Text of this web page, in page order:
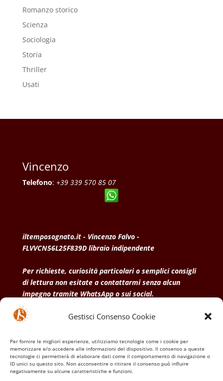
Gestisci Consenso Cookie
Per fornire le migliori esperienze, utilizziamo tecnologie come i cookie per
memorizzare e/o accedere alle informazioni del dispositivo. Il consenso a queste
tecnologie ci permetterà di elaborare dati come il comportamento di navigazione o
ID unici su questo sito. Non acconsentire o ritirare il consenso può influire
negativamente su alcune caratteristiche e funzioni.
Romanzo storico
Scienza
Sociologia
Storia
Thriller
Usati
Vincenzo
Telefono: +39 339 570 85 07
iltemposognato.it - Vincenzo Falvo -
FLVVCN56L25F839D libraio indipendente
Per richieste, curiosità particolari o semplici consigli
di lettura non esitate a contattarmi senza alcun
impegno tramite WhatsApp o sui social.
• Condizioni generali di vendita